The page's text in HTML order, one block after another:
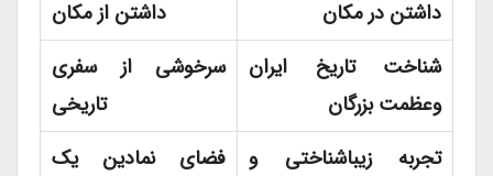
داشتن در مکان
داشتن از مکان
شناخت تاریخ ایران
وعظمت بزرگان
سرخوشی از سفری
تاریخی
تجربه زیباشناختی و
فضای نمادین یک